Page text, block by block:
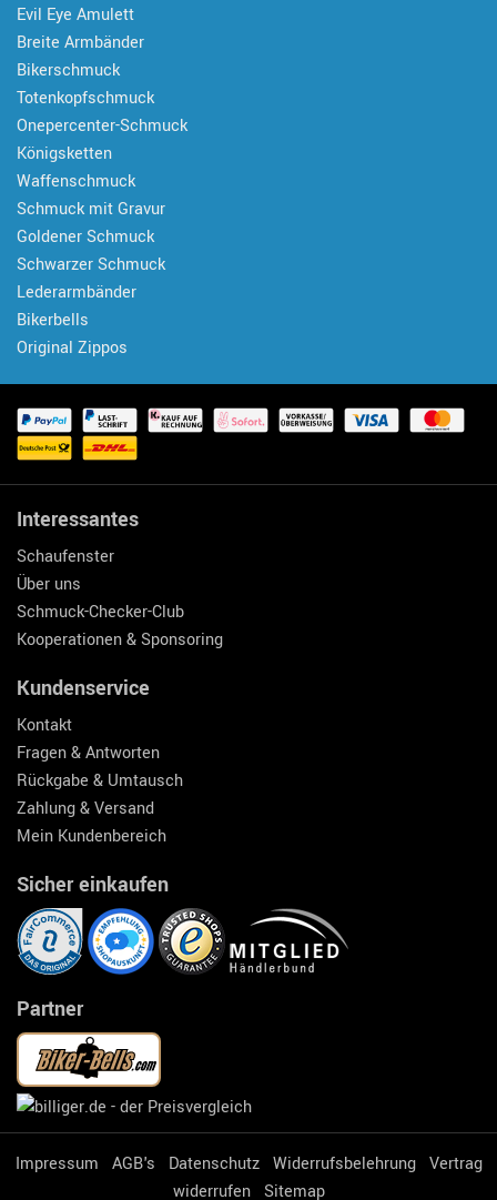
Evil Eye Amulett
Breite Armbänder
Bikerschmuck
Totenkopfschmuck
Onepercenter-Schmuck
Königsketten
Waffenschmuck
Schmuck mit Gravur
Goldener Schmuck
Schwarzer Schmuck
Lederarmbänder
Bikerbells
Original Zippos
Interessantes
Schaufenster
Über uns
Schmuck-Checker-Club
Kooperationen & Sponsoring
Kundenservice
Kontakt
Fragen & Antworten
Rückgabe & Umtausch
Zahlung & Versand
Mein Kundenbereich
Sicher einkaufen
Partner
Impressum AGB's Datenschutz Widerrufsbelehrung Vertrag
widerrufen Sitemap